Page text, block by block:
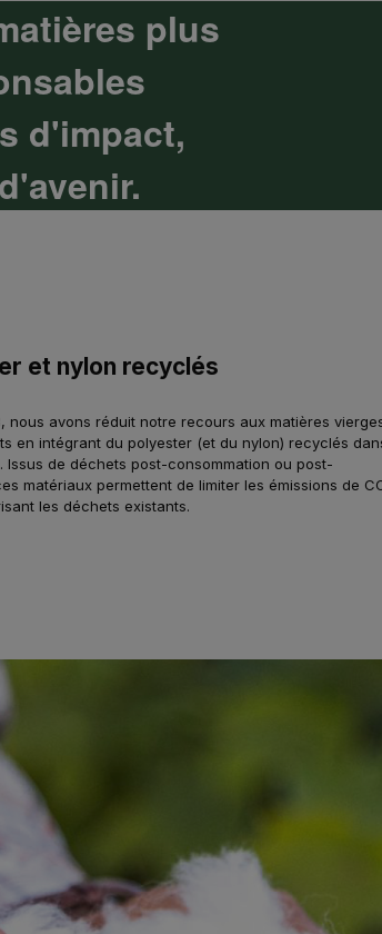
plus
d'impact,
et nylon recyclés
nous avons réduit notre recours aux matières
en intégrant du polyester (et du nylon) recyclés
Issus de déchets post-consommation ou post-
matériaux permettent de limiter les émissions de
les déchets existants.